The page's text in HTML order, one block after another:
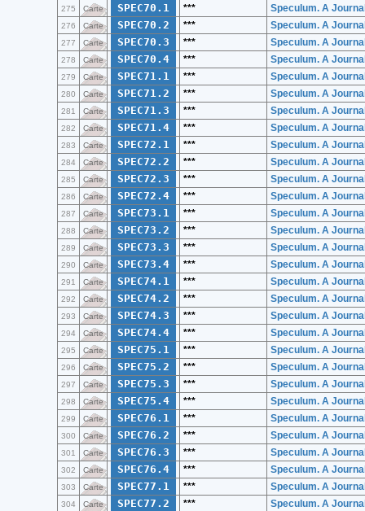
275 Carte SPEC70.1 *** Speculum. A
276 Carte SPEC70.2 *** Speculum. A
277 Carte SPEC70.3 *** Speculum. A
278 Carte SPEC70.4 *** Speculum. A
279 Carte SPEC71.1 *** Speculum. A
280 Carte SPEC71.2 *** Speculum. A
281 Carte SPEC71.3 *** Speculum. A
282 Carte SPEC71.4 *** Speculum. A
283 Carte SPEC72.1 *** Speculum. A
284 Carte SPEC72.2 *** Speculum. A
285 Carte SPEC72.3 *** Speculum. A
286 Carte SPEC72.4 *** Speculum. A
287 Carte SPEC73.1 *** Speculum. A
288 Carte SPEC73.2 *** Speculum. A
289 Carte SPEC73.3 *** Speculum. A
290 Carte SPEC73.4 *** Speculum. A
291 Carte SPEC74.1 *** Speculum. A
292 Carte SPEC74.2 *** Speculum. A
293 Carte SPEC74.3 *** Speculum. A
294 Carte SPEC74.4 *** Speculum. A
295 Carte SPEC75.1 *** Speculum. A
296 Carte SPEC75.2 *** Speculum. A
297 Carte SPEC75.3 *** Speculum. A
298 Carte SPEC75.4 *** Speculum. A
299 Carte SPEC76.1 *** Speculum. A
300 Carte SPEC76.2 *** Speculum. A
301 Carte SPEC76.3 *** Speculum. A
302 Carte SPEC76.4 *** Speculum. A
303 Carte SPEC77.1 *** Speculum. A
304 Carte SPEC77.2 *** Speculum. A